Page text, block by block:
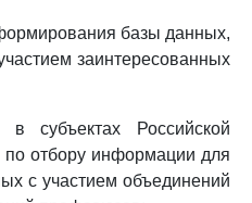
базы данных,
заинтересованных
субъектах Российской
по отбору информации для
с участием объединений